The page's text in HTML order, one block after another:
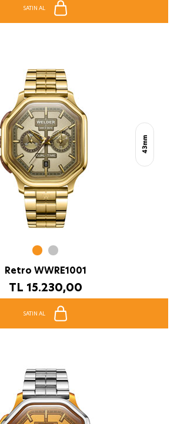
SATIN AL
43mm
Retro WWRE1001
TL 15.230,00
SATIN AL